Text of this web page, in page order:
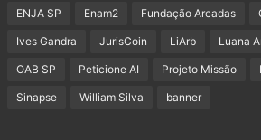
ENJA SP Enam2 Fundação Arcadas
Ives Gandra JurisCoin LiArb Luana
OAB SP Peticione AI Projeto Missão
Sinapse William Silva banner